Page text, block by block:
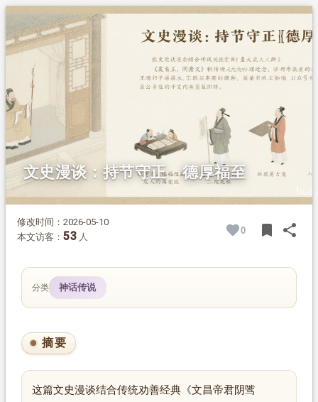
1. 摘要
2.正文
2.1.
一、持节有福
二、守正家兴
三、口业害人
文史漫谈：持节守正 德厚福至
修改时间：2026-05-10
本文访客： 53 人
0 bookmark share
分类 神话传说
摘要
这篇文史漫谈结合传统劝善经典《文昌帝君阴骘